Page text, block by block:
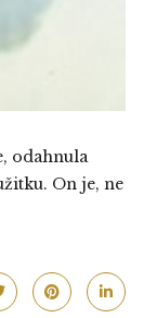
odahnula
On je, ne